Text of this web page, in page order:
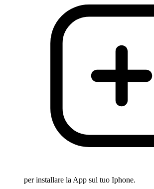
per installare la App sul tuo Iphone.